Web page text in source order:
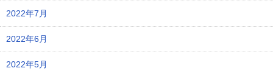
2022年7月
2022年6月
2022年5月